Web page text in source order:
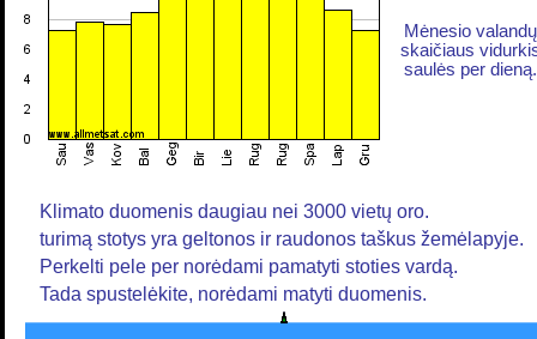
Mėnesio valandų
skaičiaus
saulės per dieną.
Klimato duomenis daugiau nei 3000 vietų oro.
turimą stotys yra geltonos ir raudonos taškus žemėlapyje.
Perkelti pele per norėdami pamatyti stoties vardą.
Tada spustelėkite, norėdami matyti duomenis.